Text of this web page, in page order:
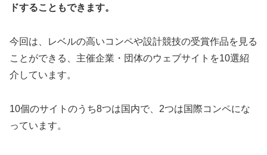
ドすることもできます。
今回は、レベルの高いコンペや設計競技の受賞作品を見る
ことができる、主催企業・団体のウェブサイトを10選紹
介しています。
10個のサイトのうち8つは国内で、2つは国際コンペにな
っています。